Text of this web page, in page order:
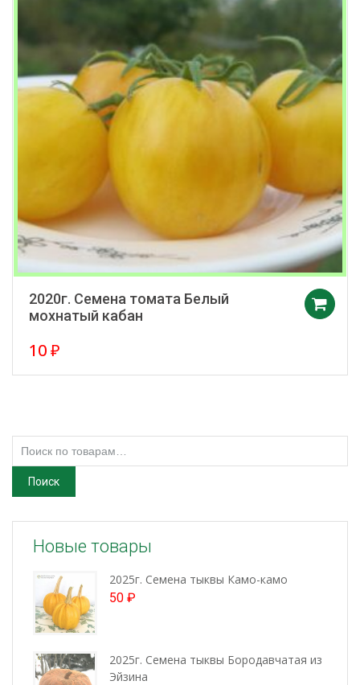
2020г. Семена томата Белый
мохнатый кабан
10₽
Искать:
Поиск
Новые товары
2025г. Семена тыквы Камо-камо
50 ₽
2025г. Семена тыквы Бородавчатая из
Эйзина